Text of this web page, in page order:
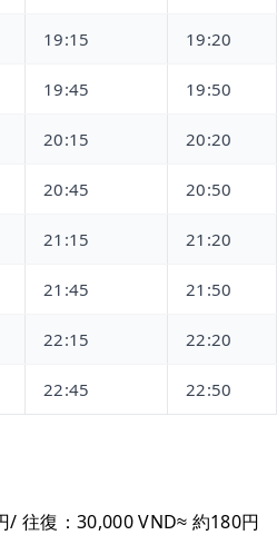
19:15 19:20
19:45 19:50
20:15 20:20
20:45 20:50
21:15 21:20
21:45 21:50
22:15 22:20
22:45 22:50
/ 往復：30,000 VND≈ 約180円